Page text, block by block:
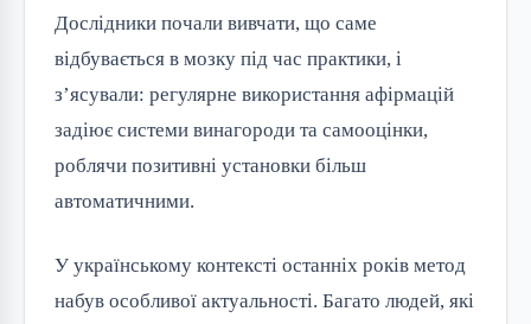
Дослідники почали вивчати, що саме
відбувається в мозку під час практики, і
з’ясували: регулярне використання афірмацій
задіює системи винагороди та самооцінки,
роблячи позитивні установки більш
автоматичними.
У українському контексті останніх років метод
набув особливої актуальності. Багато людей, які